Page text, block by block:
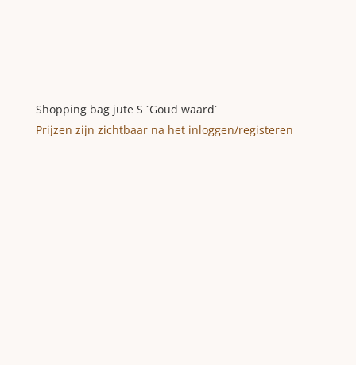
Shopping bag jute S ´Goud waard´
Prijzen zijn zichtbaar na het inloggen/registeren